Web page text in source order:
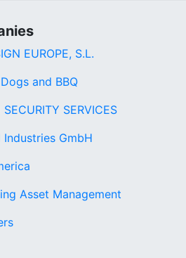
EUROPE, S.L.
and BBQ
SERVICES
GmbH
Asset Management